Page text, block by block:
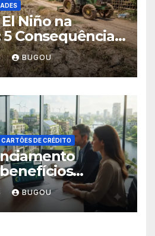
Niño na
Consequências
BUGOU
CARTÕES DE CRÉDITO
BUGOU